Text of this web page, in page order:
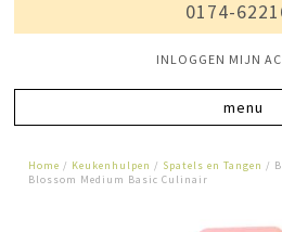
0174-
INLOGGEN MIJN
Home / Keukenhulpen / Spatels en Tangen /
Blossom Medium Basic Culinair